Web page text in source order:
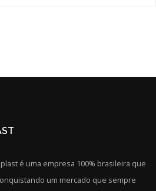
é uma empresa 100% brasileira que
um mercado que sempre